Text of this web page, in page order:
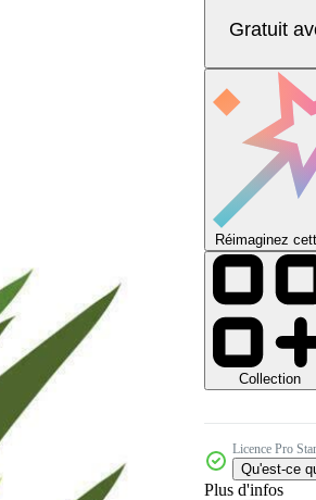
Gratuit
Réimaginez
Collection
Licence Pro
Qu'est-ce
Plus d'infos